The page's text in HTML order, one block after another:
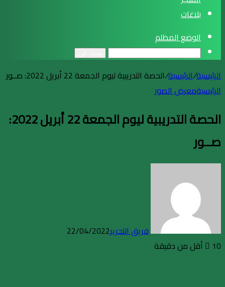
بلاغات
الوضع المظلم
الرئيسية/الرئيسية/الحصة التدريبية ليوم الجمعة 22 أبريل 2022: صــور
الرئيسيةمعرض الصور
الحصة التدريبية ليوم الجمعة 22 أبريل 2022:
صــور
فريق التحرير22/04/2022
10
أقل من دقيقة